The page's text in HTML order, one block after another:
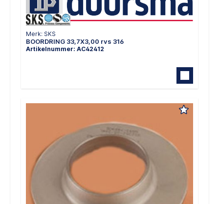
Merk: SKS
BOORDRING 33,7X3,00 rvs 316
Artikelnummer: AC42412